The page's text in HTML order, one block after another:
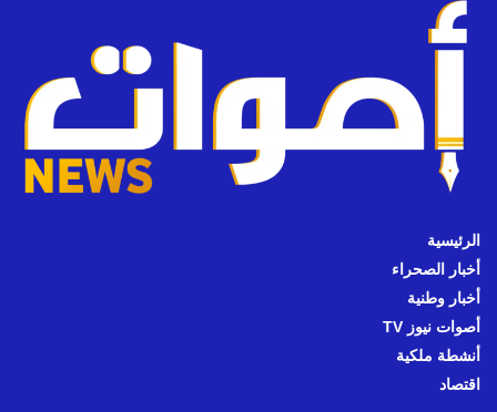
الرئيسية
أخبار الصحراء
أخبار وطنية
أصوات نيوز TV
أنشطة ملكية
اقتصاد